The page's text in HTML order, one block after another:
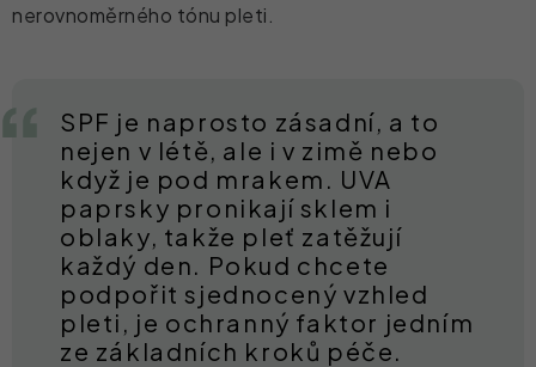
nerovnoměrného tónu pleti.
SPF je naprosto zásadní, a to
nejen v létě, ale i v zimě nebo
když je pod mrakem. UVA
paprsky pronikají sklem i
oblaky, takže pleť zatěžují
každý den. Pokud chcete
podpořit sjednocený vzhled
pleti, je ochranný faktor jedním
ze základních kroků péče.